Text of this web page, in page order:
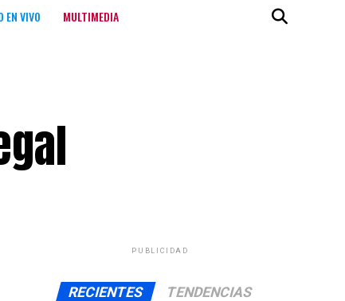
EN VIVO MULTIMEDIA
PUBLICIDAD
RECIENTES TENDENCIAS